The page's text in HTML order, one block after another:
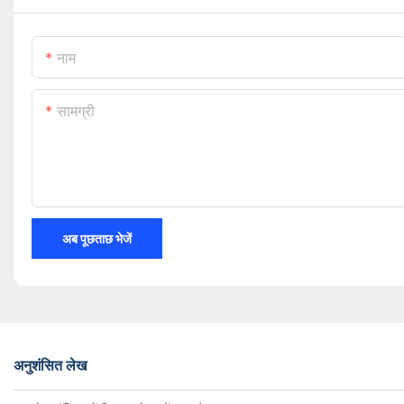
नाम
सामग्री
अब पूछताछ भेजें
अनुशंसित लेख